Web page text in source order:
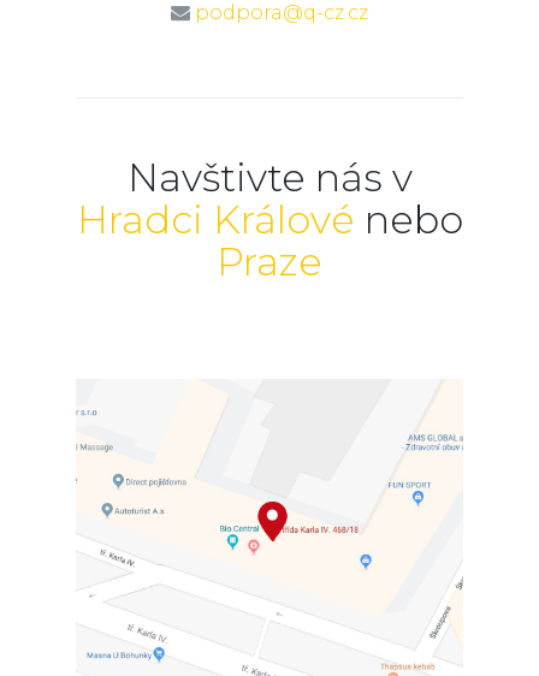
podpora@q-cz.cz
Navštivte nás v
Hradci Králové nebo
Praze